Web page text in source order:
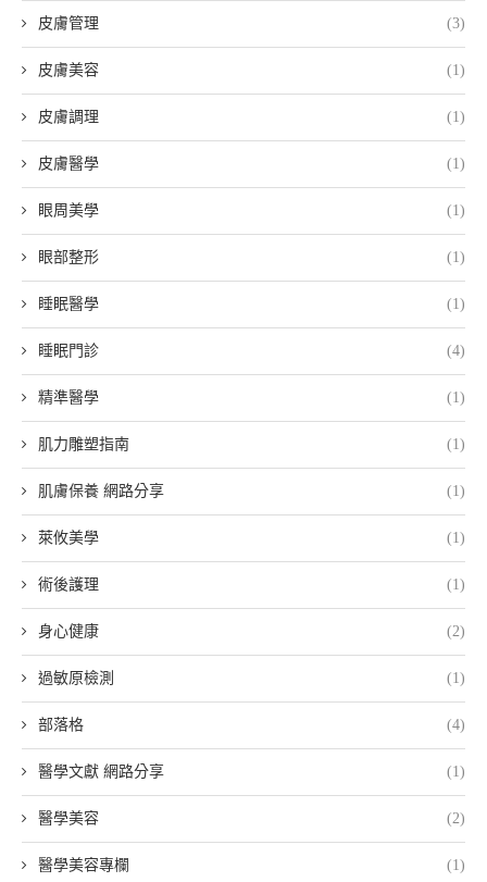
皮膚管理 (3)
皮膚美容 (1)
皮膚調理 (1)
皮膚醫學 (1)
眼周美學 (1)
眼部整形 (1)
睡眠醫學 (1)
睡眠門診 (4)
精準醫學 (1)
肌力雕塑指南 (1)
肌膚保養 網路分享 (1)
萊攸美學 (1)
術後護理 (1)
身心健康 (2)
過敏原檢測 (1)
部落格 (4)
醫學文獻 網路分享 (1)
醫學美容 (2)
醫學美容專欄 (1)